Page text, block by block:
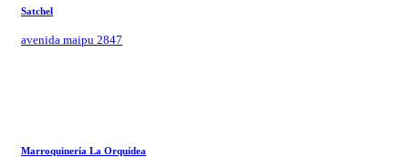
Satchel
avenida maipu 2847
Marroquinería La Orquídea